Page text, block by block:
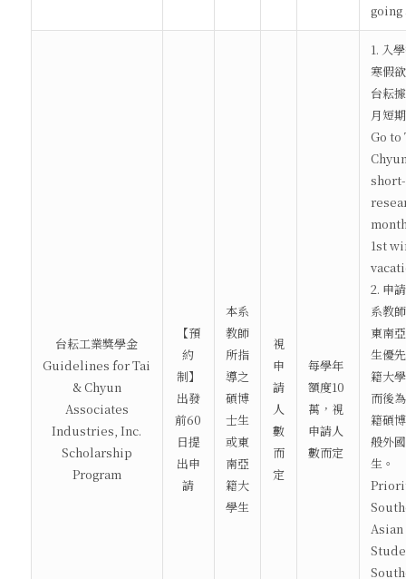
going
台耘工業獎學金
Guidelines for Tai
& Chyun
Associates
Industries, Inc.
Scholarship
Program
【預
約
制】
出發
前60
日提
出申
請
本系
教師
所指
導之
碩博
士生
或東
南亞
籍大
學生
視
申
請
人
數
而
定
每學年
額度10
萬，視
申請人
數而定
1. 入
寒假
台耘
月短
Go to
1st
2. 申
系教
東南
生優
籍大
而後
籍碩
般外
生。